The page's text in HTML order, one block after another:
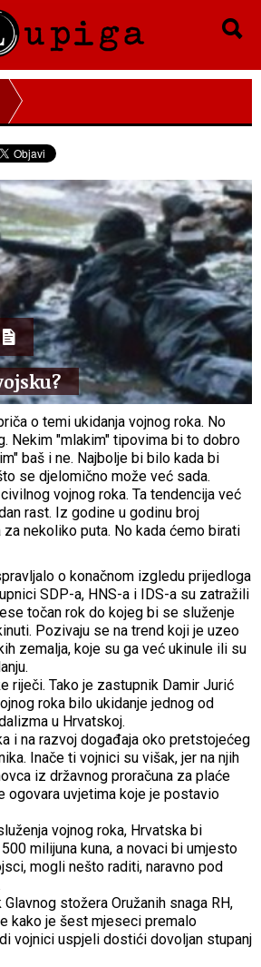
o temi ukidanja vojnog roka. No
Nekim "mlakim" tipovima bi to dobro
baš i ne. Najbolje bi bilo kada bi
se djelomično može već sada.
vojnog roka. Ta tendencija već
rast. Iz godine u godinu broj
nekoliko puta. No kada ćemo birati
o konačnom izgledu prijedloga
SDP-a, HNS-a i IDS-a su zatražili
točan rok do kojeg bi se služenje
Pozivaju se na trend koji je uzeo
zemalja, koje su ga već ukinule ili su
riječi. Tako je zastupnik Damir Jurić
roka bilo ukidanje jednog od
u Hrvatskoj.
i na razvoj događaja oko pretstojećeg
Inače ti vojnici su višak, jer na njih
iz državnog proračuna za plaće
ogovara uvjetima koje je postavio
vojnog roka, Hrvatska bi
milijuna kuna, a novaci bi umjesto
mogli nešto raditi, naravno pod
stožera Oružanih snaga RH,
kako je šest mjeseci premalo
vojnici uspjeli dostići dovoljan stupanj